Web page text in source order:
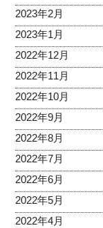
2023年2月
2023年1月
2022年12月
2022年11月
2022年10月
2022年9月
2022年8月
2022年7月
2022年6月
2022年5月
2022年4月